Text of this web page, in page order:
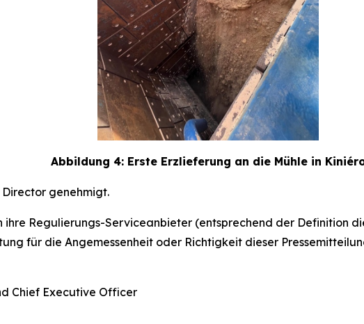
Abbildung 4: Erste Erzlieferung an die Mühle in
genehmigt.
Regulierungs-Serviceanbieter (entsprechend der Definition
für die Angemessenheit oder Richtigkeit dieser
Chief Executive Officer